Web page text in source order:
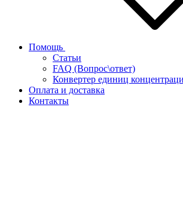
Помощь
Статьи
FAQ (Вопрос\ответ)
Конвертер единиц
Оплата и доставка
Контакты